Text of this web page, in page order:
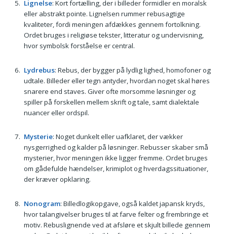
Lignelse: Kort fortælling, der i billeder formidler en moralsk
eller abstrakt pointe. Lignelsen rummer rebusagtige
kvaliteter, fordi meningen afdækkes gennem fortolkning.
Ordet bruges i religiøse tekster, litteratur og undervisning,
hvor symbolsk forståelse er central.
Lydrebus: Rebus, der bygger på lydlig lighed, homofoner og
udtale. Billeder eller tegn antyder, hvordan noget skal høres
snarere end staves. Giver ofte morsomme løsninger og
spiller på forskellen mellem skrift og tale, samt dialektale
nuancer eller ordspil.
Mysterie: Noget dunkelt eller uafklaret, der vækker
nysgerrighed og kalder på løsninger. Rebusser skaber små
mysterier, hvor meningen ikke ligger fremme. Ordet bruges
om gådefulde hændelser, krimiplot og hverdagssituationer,
der kræver opklaring.
Nonogram: Billedlogikopgave, også kaldet japansk kryds,
hvor talangivelser bruges til at farve felter og frembringe et
motiv. Rebuslignende ved at afsløre et skjult billede gennem